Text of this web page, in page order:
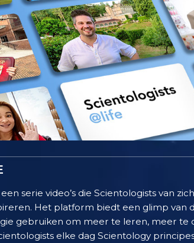
een serie video’s die Scientologists van
Het platform biedt een glimp
gebruiken om meer te leren, meer te
elke dag Scientology